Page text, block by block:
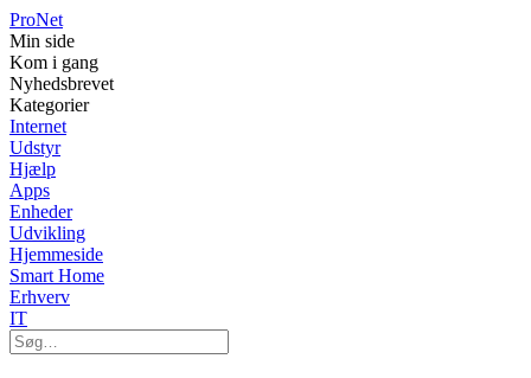
ProNet
Min side
Kom i gang
Nyhedsbrevet
Kategorier
Internet
Udstyr
Hjælp
Apps
Enheder
Udvikling
Hjemmeside
Smart Home
Erhverv
IT